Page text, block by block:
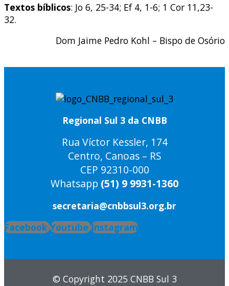
Textos bíblicos: Jo 6, 25-34; Ef 4, 1-6; 1 Cor 11,23-
32.
Dom Jaime Pedro Kohl – Bispo de Osório
Regional Sul 3 da CNBB
Rua Víctor Kessler, 174
Centro, Canoas – RS
CEP 92310-000
Whatsapp (51) 9 9931-1360
secretaria@cnbbsul3.org.br
Facebook Youtube Instagram
© Copyright 2025 CNBB Sul 3